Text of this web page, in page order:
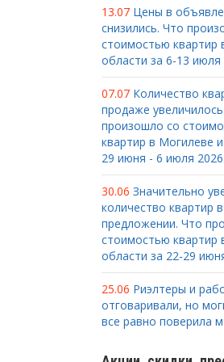
13.07 Цены в
снизились. Что
стоимостью квартир
области за 6-13 июля
07.07 Количество
продаже
произошло со
квартир в Могилеве
29 июня - 6 июля
30.06 Значительно
количество квартир в
предложении. Что
стоимостью квартир
области за 22-29
25.06 Риэлтеры и
отговаривали, но
все равно поверила